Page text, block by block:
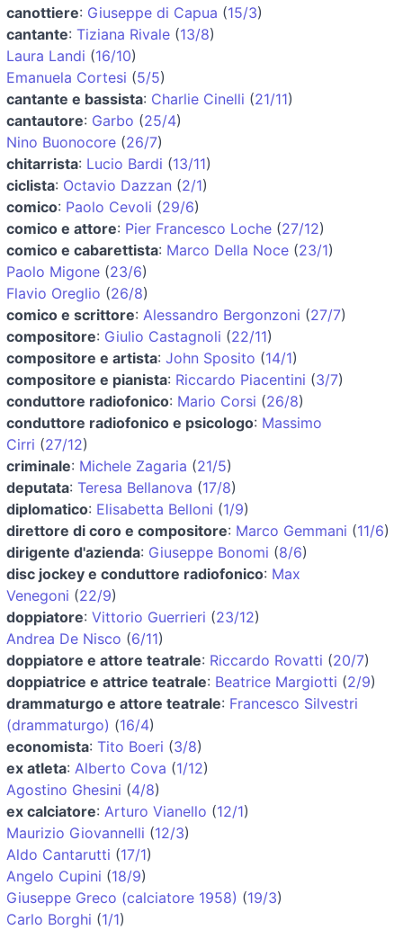
canottiere: Giuseppe di Capua (15/3)
cantante: Tiziana Rivale (13/8)
Laura Landi (16/10)
Emanuela Cortesi (5/5)
cantante e bassista: Charlie Cinelli (21/11)
cantautore: Garbo (25/4)
Nino Buonocore (26/7)
chitarrista: Lucio Bardi (13/11)
ciclista: Octavio Dazzan (2/1)
comico: Paolo Cevoli (29/6)
comico e attore: Pier Francesco Loche (27/12)
comico e cabarettista: Marco Della Noce (23/1)
Paolo Migone (23/6)
Flavio Oreglio (26/8)
comico e scrittore: Alessandro Bergonzoni (27/7)
compositore: Giulio Castagnoli (22/11)
compositore e artista: John Sposito (14/1)
compositore e pianista: Riccardo Piacentini (3/7)
conduttore radiofonico: Mario Corsi (26/8)
conduttore radiofonico e psicologo: Massimo
Cirri (27/12)
criminale: Michele Zagaria (21/5)
deputata: Teresa Bellanova (17/8)
diplomatico: Elisabetta Belloni (1/9)
direttore di coro e compositore: Marco Gemmani (11/6)
dirigente d'azienda: Giuseppe Bonomi (8/6)
disc jockey e conduttore radiofonico: Max
Venegoni (22/9)
doppiatore: Vittorio Guerrieri (23/12)
Andrea De Nisco (6/11)
doppiatore e attore teatrale: Riccardo Rovatti (20/7)
doppiatrice e attrice teatrale: Beatrice Margiotti (2/9)
drammaturgo e attore teatrale: Francesco Silvestri
(drammaturgo) (16/4)
economista: Tito Boeri (3/8)
ex atleta: Alberto Cova (1/12)
Agostino Ghesini (4/8)
ex calciatore: Arturo Vianello (12/1)
Maurizio Giovannelli (12/3)
Aldo Cantarutti (17/1)
Angelo Cupini (18/9)
Giuseppe Greco (calciatore 1958) (19/3)
Carlo Borghi (1/1)